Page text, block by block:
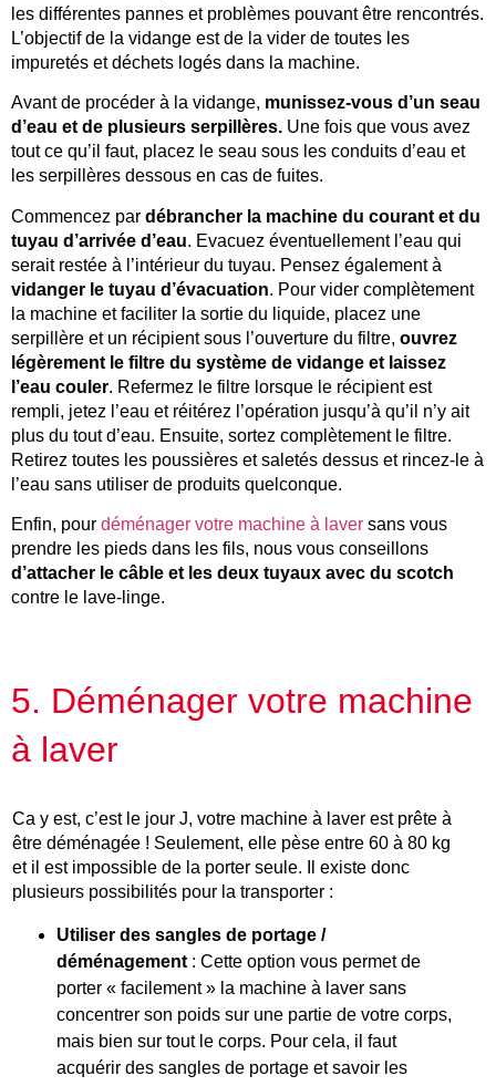
les différentes pannes et problèmes pouvant être rencontrés.
L’objectif de la vidange est de la vider de toutes les
impuretés et déchets logés dans la machine.
Avant de procéder à la vidange, munissez-vous d’un seau
d’eau et de plusieurs serpillères. Une fois que vous avez
tout ce qu’il faut, placez le seau sous les conduits d’eau et
les serpillères dessous en cas de fuites.
Commencez par débrancher la machine du courant et du
tuyau d’arrivée d’eau. Evacuez éventuellement l’eau qui
serait restée à l’intérieur du tuyau. Pensez également à
vidanger le tuyau d’évacuation. Pour vider complètement
la machine et faciliter la sortie du liquide, placez une
serpillère et un récipient sous l’ouverture du filtre, ouvrez
légèrement le filtre du système de vidange et laissez
l’eau couler. Refermez le filtre lorsque le récipient est
rempli, jetez l’eau et réitérez l’opération jusqu’à qu’il n’y ait
plus du tout d’eau. Ensuite, sortez complètement le filtre.
Retirez toutes les poussières et saletés dessus et rincez-le à
l’eau sans utiliser de produits quelconque.
Enfin, pour déménager votre machine à laver sans vous
prendre les pieds dans les fils, nous vous conseillons
d’attacher le câble et les deux tuyaux avec du scotch
contre le lave-linge.
5. Déménager votre machine
à laver
Ca y est, c’est le jour J, votre machine à laver est prête à
être déménagée ! Seulement, elle pèse entre 60 à 80 kg
et il est impossible de la porter seule. Il existe donc
plusieurs possibilités pour la transporter :
Utiliser des sangles de portage /
déménagement : Cette option vous permet de
porter « facilement » la machine à laver sans
concentrer son poids sur une partie de votre corps,
mais bien sur tout le corps. Pour cela, il faut
acquérir des sangles de portage et savoir les